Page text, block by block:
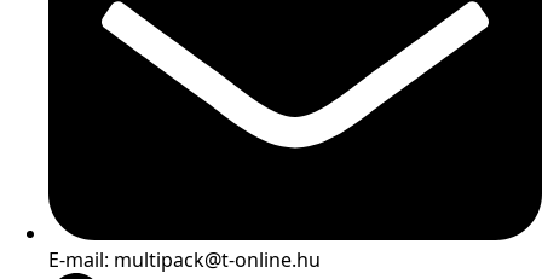
E-mail: multipack@t-online.hu